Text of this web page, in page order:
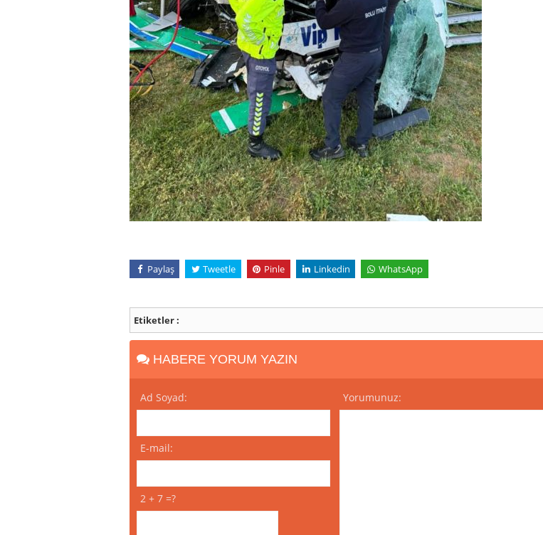
Paylaş Tweetle Pinle Linkedin WhatsApp
Etiketler :
HABERE YORUM YAZIN
Ad Soyad:
E-mail:
2 + 7 =?
Yorumunuz: